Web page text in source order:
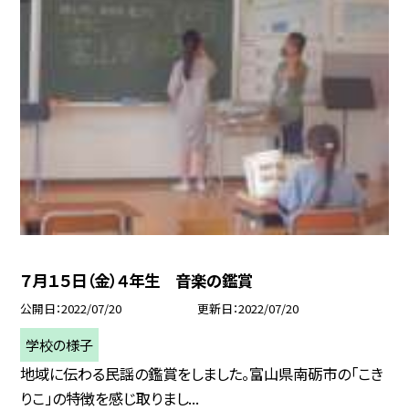
７月１５日（金）４年生 音楽の鑑賞
公開日 2022/07/20 更新日 2022/07/20
学校の様子
地域に伝わる民謡の鑑賞をしました。富山県南砺市の「こき
りこ」の特徴を感じ取りまし...